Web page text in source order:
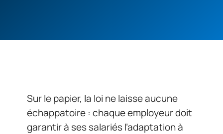
Sur le papier, la loi ne laisse aucune
échappatoire : chaque employeur doit
garantir à ses salariés l’adaptation à